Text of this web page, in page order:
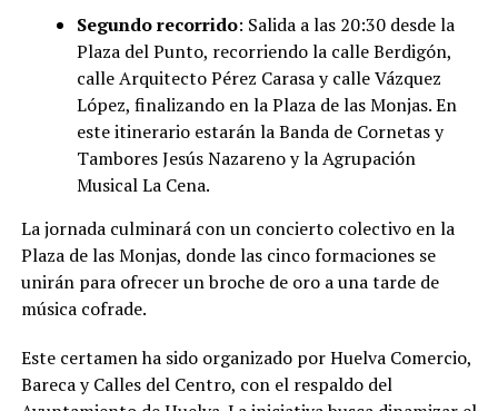
Segundo recorrido: Salida a las 20:30 desde la
Plaza del Punto, recorriendo la calle Berdigón,
calle Arquitecto Pérez Carasa y calle Vázquez
López, finalizando en la Plaza de las Monjas. En
este itinerario estarán la Banda de Cornetas y
Tambores Jesús Nazareno y la Agrupación
Musical La Cena.
La jornada culminará con un concierto colectivo en la
Plaza de las Monjas, donde las cinco formaciones se
unirán para ofrecer un broche de oro a una tarde de
música cofrade.
Este certamen ha sido organizado por Huelva Comercio,
Bareca y Calles del Centro, con el respaldo del